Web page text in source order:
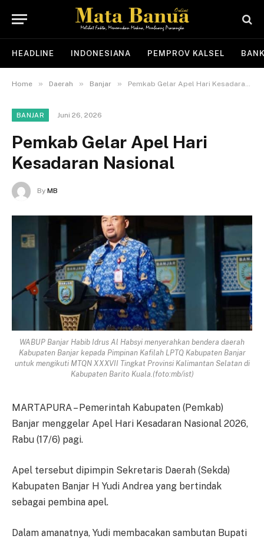
HEADLINE INDONESIANA PEMPROV KALSEL
Home » Daerah » Banjar » Pemkab Gelar Apel Hari Kesadaran Nasional
BANJAR Juni 26, 2026
Pemkab Gelar Apel Hari
Kesadaran Nasional
By MB
WABUP Banjar Habib Idrus Al Habsyi menyerahkan bendera daerah
Kabupaten Banjar kepada Pimpinan Kafilah LPTQ Kabupaten Banjar
untuk mengikuti MTQN XXXVII Tingkat Provinsi Kalimantan Selatan di
Kabupaten Barito Kuala.(foto:mb/ist)
MARTAPURA – Pemerintah Kabupaten (Pemkab)
Banjar menggelar Apel Hari Kesadaran Nasional 2026,
Rabu (17/6) pagi.
Apel tersebut dipimpin Sekretaris Daerah (Sekda)
Kabupaten Banjar H Yudi Andrea yang bertindak
sebagai pembina apel.
Dalam amanatnya, Yudi membacakan sambutan Bupati